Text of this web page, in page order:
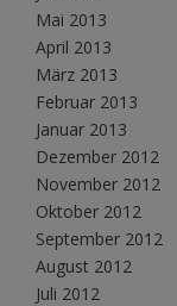
Mai 2013
April 2013
März 2013
Februar 2013
Januar 2013
Dezember 2012
November 2012
Oktober 2012
September 2012
August 2012
Juli 2012